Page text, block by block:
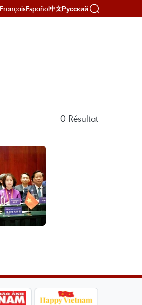
FrançaisEspañol中文Русский
0 Résultat